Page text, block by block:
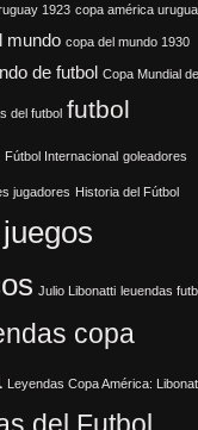
1923 copa américa
mundo copa del mundo 1930
de futbol Copa Mundial
del futbol futbol
Fútbol Internacional goleadores
jugadores Historia del Fútbol
juegos
Julio Libonatti leuendas
copa
Leyendas Copa América: